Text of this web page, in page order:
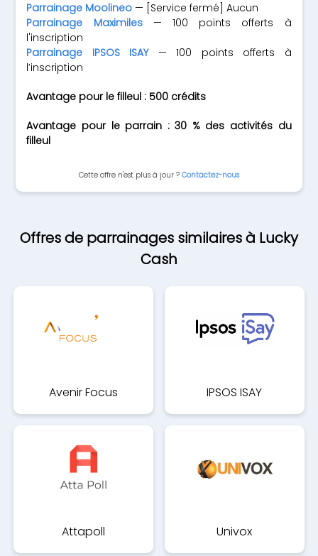
Parrainage Moolineo — [Service fermé] Aucun
Parrainage Maximiles— 100 points offerts à
l'inscription
Parrainage IPSOS ISAY— 100 points offerts à
l’inscription
Avantage pour le filleul : 500 crédits
Avantage pour le parrain : 30 % des activités du
filleul
Cette offre n'est plus à jour ? Contactez-nous
Offres de parrainages similaires à Lucky
Cash
Avenir Focus IPSOS ISAY
Attapoll Univox